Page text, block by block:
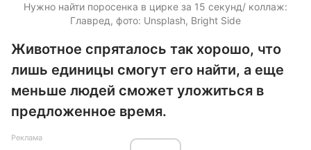
Нужно найти поросенка в цирке за 15 секунд/ коллаж:
Главред, фото: Unsplash, Bright Side
Животное спряталось так хорошо, что
лишь единицы смогут его найти, а еще
меньше людей сможет уложиться в
предложенное время.
Реклама